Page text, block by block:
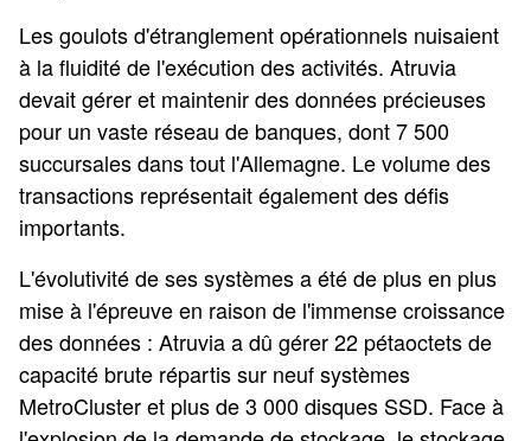
Les goulots d'étranglement opérationnels nuisaient
à la fluidité de l'exécution des activités. Atruvia
devait gérer et maintenir des données précieuses
pour un vaste réseau de banques, dont 7 500
succursales dans tout l'Allemagne. Le volume des
transactions représentait également des défis
importants.
L'évolutivité de ses systèmes a été de plus en plus
mise à l'épreuve en raison de l'immense croissance
des données : Atruvia a dû gérer 22 pétaoctets de
capacité brute répartis sur neuf systèmes
MetroCluster et plus de 3 000 disques SSD. Face à